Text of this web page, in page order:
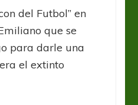
del Futbol” en
que se
para darle una
el extinto